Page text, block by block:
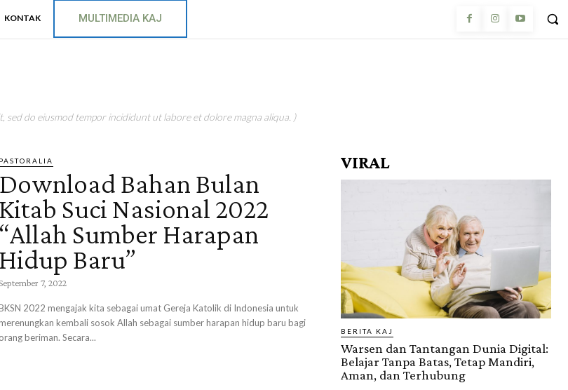
KONTAK MULTIMEDIA KAJ
sed do eiusmod tempor incididunt ut labore et dolore magna aliqua. )
PASTORALIA
Download Bahan Bulan
Kitab Suci Nasional 2022
“Allah Sumber Harapan
Hidup Baru”
September 7, 2022
2022 mengajak kita sebagai umat Gereja Katolik di Indonesia untuk
kembali sosok Allah sebagai sumber harapan hidup baru bagi
orang beriman. Secara...
VIRAL
BERITA KAJ
Warsen dan Tantangan Dunia Digital:
Belajar Tanpa Batas, Tetap Mandiri,
Aman, dan Terhubung